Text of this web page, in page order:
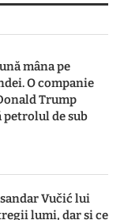
mâna pe
O companie
Trump
petrolul de sub
Vučić lui
lumi, dar și ce